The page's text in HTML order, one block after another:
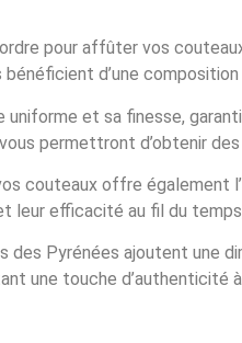
pour affûter vos
d’une
et sa finesse,
permettront d’obtenir
couteaux offre
leur efficacité au fil du
des Pyrénées ajoutent
une touche d’authenticité